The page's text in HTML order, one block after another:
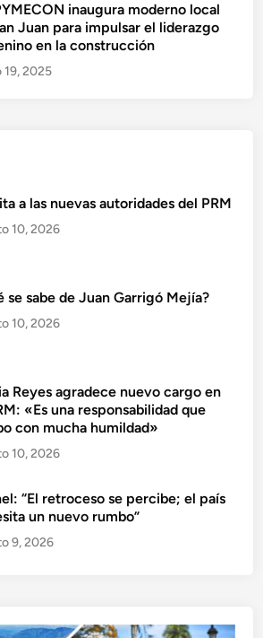
inaugura moderno local
Juan para impulsar el liderazgo
en la construcción
19, 2025
a las nuevas autoridades del PRM
10, 2026
se sabe de Juan Garrigó Mejía?
10, 2026
Reyes agradece nuevo cargo en
«Es una responsabilidad que
con mucha humildad»
10, 2026
“El retroceso se percibe; el país
un nuevo rumbo”
9, 2026